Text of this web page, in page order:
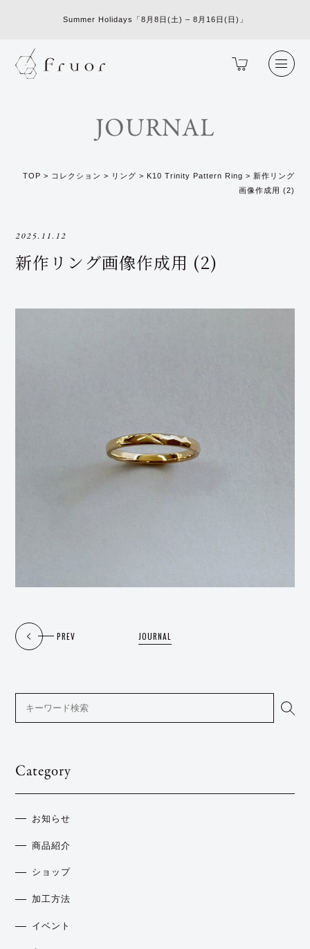
Summer Holidays「8月8日(土) – 8月16日(日)」
JOURNAL
TOP > コレクション > リング > K10 Trinity Pattern Ring > 新作リング
画像作成用 (2)
2025.11.12
新作リング画像作成用 (2)
PREV JOURNAL
Category
お知らせ
商品紹介
ショップ
加工方法
イベント